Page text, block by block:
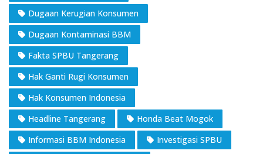
Dugaan Kerugian Konsumen
Dugaan Kontaminasi BBM
Fakta SPBU Tangerang
Hak Ganti Rugi Konsumen
Hak Konsumen Indonesia
Headline Tangerang
Honda Beat Mogok
Informasi BBM Indonesia
Investigasi SPBU